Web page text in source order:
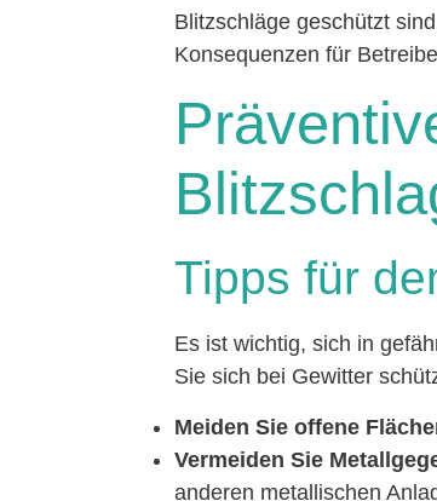
Blitzschläge geschützt
Konsequenzen für
Tipps für
Es ist wichtig, sich in
Sie sich bei Gewitter
Meiden Sie offene
Vermeiden Sie
anderen metallischen